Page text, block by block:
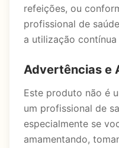
refeições, ou
profissional de
a utilização contínua
Advertências e
Este produto não é
um profissional de
especialmente se
amamentando,